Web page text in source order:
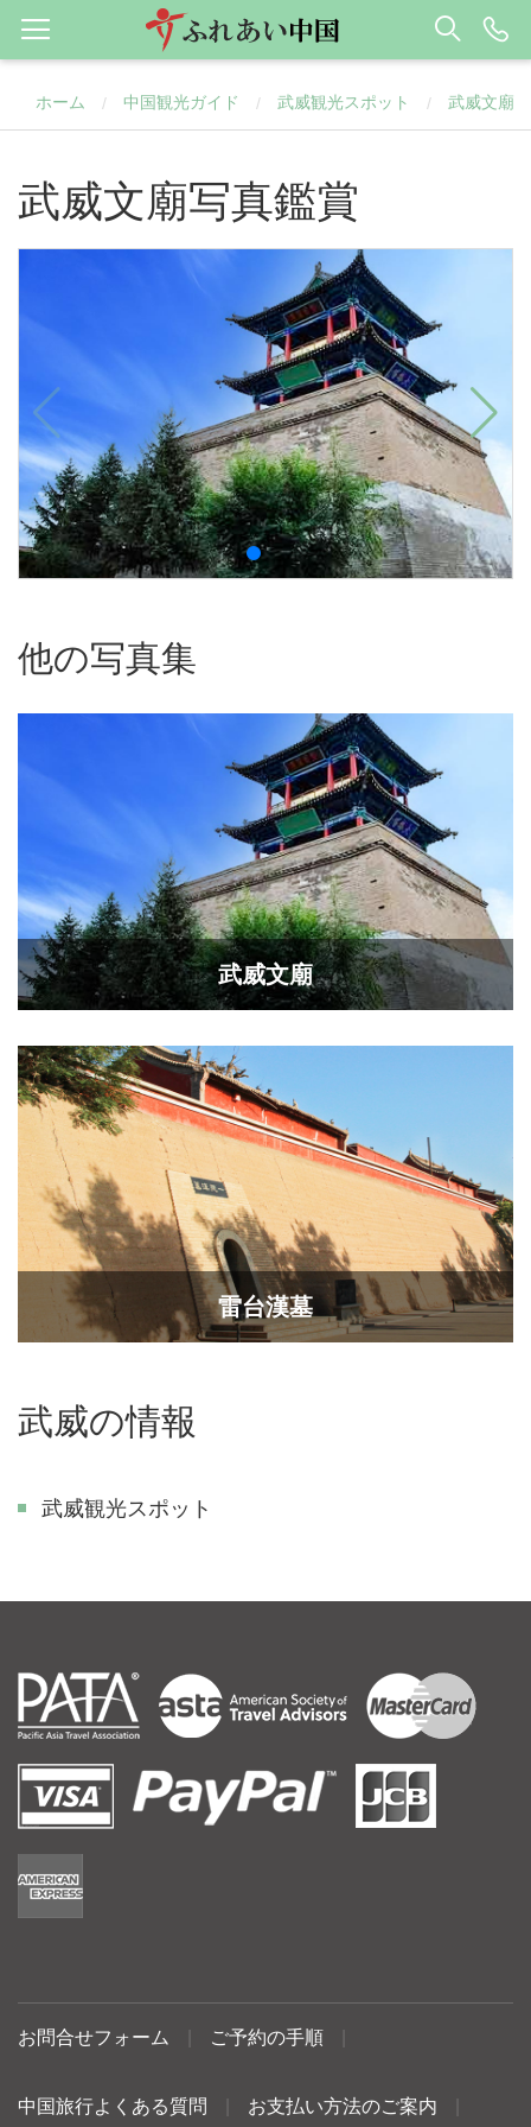
ホーム / 中国観光ガイド / 武威観光スポット / 武威文廟
武威文廟写真鑑賞
他の写真集
武威文廟
雷台漢墓
武威の情報
武威観光スポット
お問合せフォーム ご予約の手順
中国旅行よくある質問 お支払い方法のご案内